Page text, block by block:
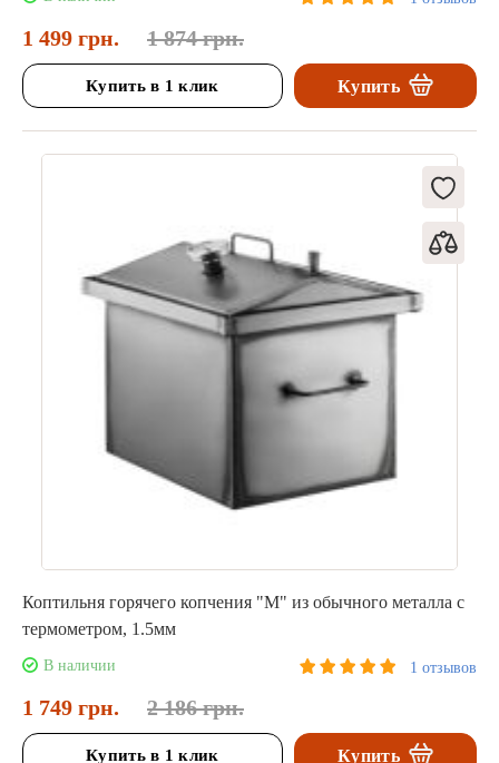
1 499 грн. 1 874 грн.
Купить в 1 клик Купить
Коптильня горячего копчения "М" из обычного металла с
термометром, 1.5мм
В наличии 1 отзывов
1 749 грн. 2 186 грн.
Купить в 1 клик Купить